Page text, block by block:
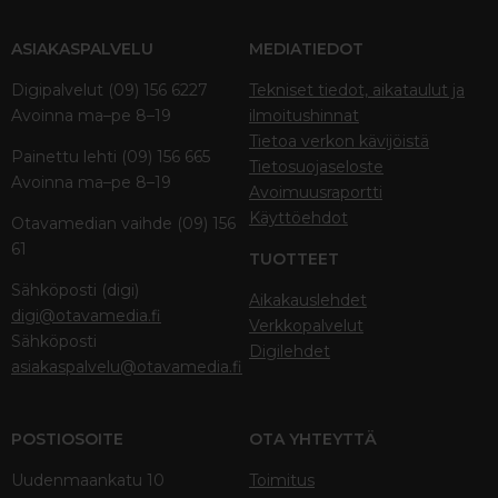
ASIAKASPALVELU
Digipalvelut (09) 156 6227
Avoinna ma–pe 8–19
Painettu lehti (09) 156 665
Avoinna ma–pe 8–19
Otavamedian vaihde (09) 156
61
Sähköposti (digi)
digi@otavamedia.fi
Sähköposti
asiakaspalvelu@otavamedia.fi
MEDIATIEDOT
Tekniset tiedot, aikataulut ja
ilmoitushinnat
Tietoa verkon kävijöistä
Tietosuojaseloste
Avoimuusraportti
Käyttöehdot
TUOTTEET
Aikakauslehdet
Verkkopalvelut
Digilehdet
POSTIOSOITE
Uudenmaankatu 10
OTA YHTEYTTÄ
Toimitus